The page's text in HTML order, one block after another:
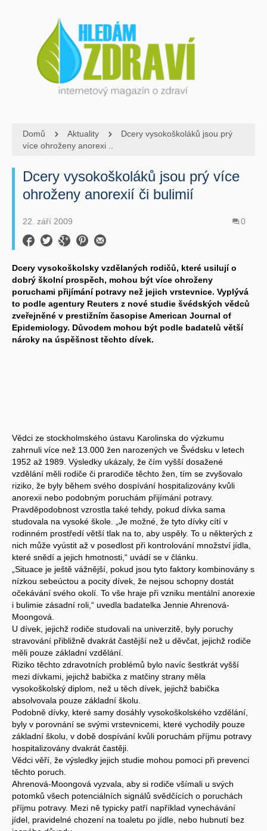
Domů Aktuality
Dcery vysokoškoláků jsou prý
více ohroženy anorexi ..
Dcery vysokoškoláků jsou prý více
ohroženy anorexií či bulimií
22. září 2009 0
Dcery vysokoškolsky vzdělaných rodičů, které usilují o
dobrý školní prospěch, mohou být více ohroženy
poruchami přijímání potravy než jejich vrstevnice. Vyplývá
to podle agentury Reuters z nové studie švédských vědců
zveřejněné v prestižním časopise American Journal of
Epidemiology. Důvodem mohou být podle badatelů větší
nároky na úspěšnost těchto dívek.
Vědci ze stockholmského ústavu Karolinska do výzkumu
zahrnuli více než 13.000 žen narozených ve Švédsku v letech
1952 až 1989. Výsledky ukázaly, že čím vyšší dosažené
vzdělání měli rodiče či prarodiče těchto žen, tím se zvyšovalo
riziko, že byly během svého dospívání hospitalizovány kvůli
anorexii nebo podobným poruchám přijímání potravy.
Pravděpodobnost vzrostla také tehdy, pokud dívka sama
studovala na vysoké škole. „Je možné, že tyto dívky cítí v
rodinném prostředí větší tlak na to, aby uspěly. To u některých z
nich může vyústit až v posedlost při kontrolování množství jídla,
které snědí a jejich hmotnosti,“ uvádí se v článku.
„Situace je ještě vážnější, pokud jsou tyto faktory kombinovány s
nízkou sebeúctou a pocity dívek, že nejsou schopny dostát
očekávání svého okolí. To vše hraje při vzniku mentální anorexie
i bulimie zásadní roli,“ uvedla badatelka Jennie Ahrenová-
Moongová.
U dívek, jejichž rodiče studovali na univerzitě, byly poruchy
stravování přibližně dvakrát častější než u děvčat, jejichž rodiče
měli pouze základní vzdělání.
Riziko těchto zdravotních problémů bylo navíc šestkrát vyšší
mezi dívkami, jejichž babička z matčiny strany měla
vysokoškolský diplom, než u těch dívek, jejichž babička
absolvovala pouze základní školu.
Podobně dívky, které samy dosáhly vysokoškolského vzdělání,
byly v porovnání se svými vrstevnicemi, které vychodily pouze
základní školu, v době dospívání kvůli poruchám příjmu potravy
hospitalizovány dvakrát častěji.
Vědci věří, že výsledky jejich studie mohou pomoci při prevenci
těchto poruch.
Ahrenová-Moongová vyzvala, aby si rodiče všímali u svých
potomků všech potenciálních signálů svědčících o poruchách
příjmu potravy. Mezi ně typicky patří například vynechávání
jídel, pravidelné chození na toaletu po jídle, nebo hubnutí bez